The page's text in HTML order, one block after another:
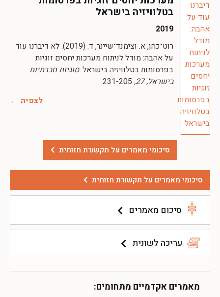
סיכומי מאמרים על תקשורת חזותית
סיכום מאמרים
עריכה לשונית
מאמרים אקדמיים מתחומים:
בטלוויזיה בישראל
2019
רוט־כהן, א. וצימנד־שיינר, ד. (2019). לא דיברנו עוד
על אהבה: מודל לניתוח מערכות יחסים זוגיות
בפרסומות בטלוויזיה בישראל.סוגיות חברתיות
בישראל, 27,
לצפיה
סיכומי מאמרים על תקשורת חזותית